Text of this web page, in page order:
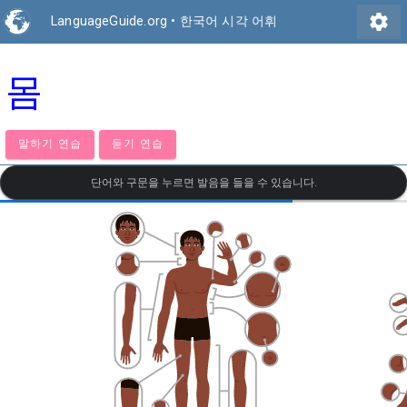
LanguageGuide.org • 한국어 시각 어휘 settings
몸
말하기 연습 듣기 연습
단어와 구문을 누르면 발음을 들을 수 있습니다.